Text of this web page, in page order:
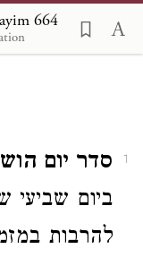
664
1
סדר יום
ביום שביעי
להרבות